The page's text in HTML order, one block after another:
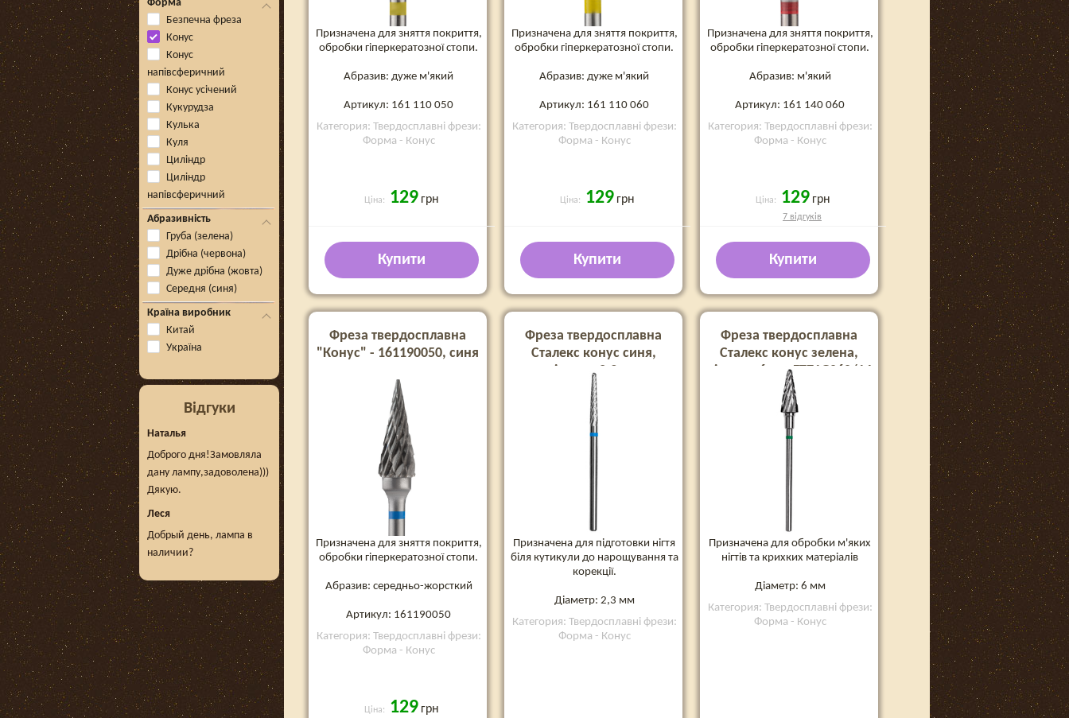
Форма
Безпечна фреза
Конус
Конус
напівсферичний
Конус усічений
Кукурудза
Кулька
Куля
Циліндр
Циліндр
напівсферичний
Абразивність
Груба (зелена)
Дрібна (червона)
Дуже дрібна (жовта)
Середня (синя)
Країна виробник
Китай
Україна
Відгуки
Наталья
Доброго дня!Замовляла
дану лампу,задоволена)))
Дякую.
Леся
Добрый день, лампа в
наличии?
Призначена для зняття покриття,
обробки гіперкератозної стопи.
Абразив: дуже м'який
Артикул: 161 110 050
Категория: Твердосплавні фрези:
Форма - Конус
Ціна: 129 грн
Купити
Призначена для зняття покриття,
обробки гіперкератозної стопи.
Абразив: дуже м'який
Артикул: 161 110 060
Категория: Твердосплавні фрези:
Форма - Конус
Ціна: 129 грн
Купити
Призначена для зняття покриття,
обробки гіперкератозної стопи.
Абразив: м'який
Артикул: 161 140 060
Категория: Твердосплавні фрези:
Форма - Конус
Ціна: 129 грн
7 відгуків
Купити
Фреза твердосплавна
"Конус" - 161190050, синя
Призначена для зняття покриття,
обробки гіперкератозної стопи.
Абразив: середньо-жорсткий
Артикул: 161190050
Категория: Твердосплавні фрези:
Форма - Конус
Ціна: 129 грн
Фреза твердосплавна
Сталекс конус синя,
діаметр 2.3 мм
FT71B023/14
Призначена для підготовки нігтя
біля кутикули до нарощування та
корекції.
Діаметр: 2,3 мм
Категория: Твердосплавні фрези:
Форма - Конус
Фреза твердосплавна
Сталекс конус зелена,
діаметр 6 мм FT71G060/14
Призначена для обробки м'яких
нігтів та крихких матеріалів
Діаметр: 6 мм
Категория: Твердосплавні фрези:
Форма - Конус